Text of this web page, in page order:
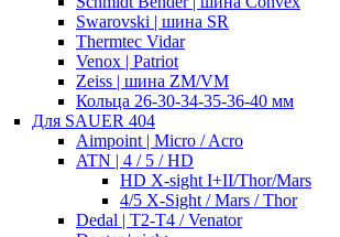
Swarovski | шина SR
Thermtec Vidar
Venox | Patriot
Zeiss | шина ZM/VM
Кольца 26-30-34-35-36-40 мм
Для SAUER 404
Aimpoint | Micro / Acro
ATN | 4 / 5 / HD
HD X-sight I+II/Thor/Mars
4/5 X-Sight / Mars / Thor
Dedal | T2-T4 / Venator